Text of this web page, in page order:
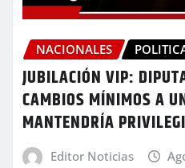
NACIONALES
JUBILACIÓN VIP:
CAMBIOS MÍNIMOS A
MANTENDRÍA
Editor Noticias